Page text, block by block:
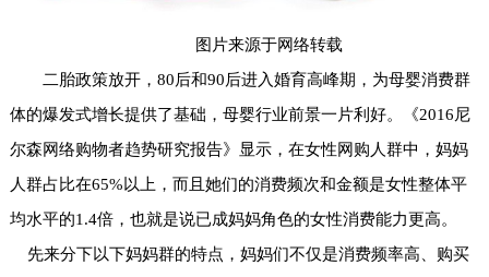
图片来源于网络转载
二胎政策放开，80后和90后进入婚育高峰期，为母婴消费群
体的爆发式增长提供了基础，母婴行业前景一片利好。《2016尼
尔森网络购物者趋势研究报告》显示，在女性网购人群中，妈妈
人群占比在65%以上，而且她们的消费频次和金额是女性整体平
均水平的1.4倍，也就是说已成妈妈角色的女性消费能力更高。
先来分下以下妈妈群的特点，妈妈们不仅是消费频率高、购买